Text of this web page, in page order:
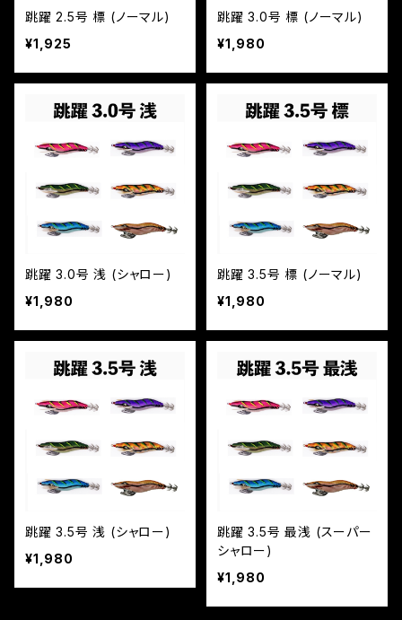
跳躍 2.5号 標 (ノーマル)
¥1,925
跳躍 3.0号 標 (ノーマル)
¥1,980
跳躍 3.0号 浅 (シャロー)
¥1,980
跳躍 3.5号 標 (ノーマル)
¥1,980
跳躍 3.5号 浅 (シャロー)
¥1,980
跳躍 3.5号 最浅 (スーパー
シャロー)
¥1,980